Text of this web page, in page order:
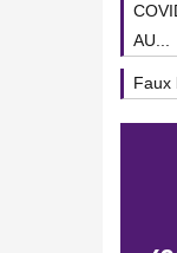
AU...
Faux